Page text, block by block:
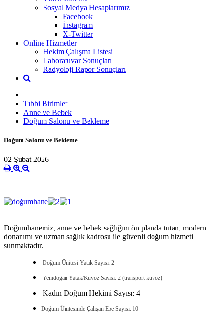
Sosyal Medya Hesaplarımız
Facebook
İnstagram
X-Twitter
Online Hizmetler
Hekim Çalışma Listesi
Laboratuvar Sonuçları
Radyoloji Rapor Sonuçları
Tıbbi Birimler
Anne ve Bebek
Doğum Salonu ve Bekleme
Doğum Salonu ve Bekleme
02 Şubat 2026
Doğumhanemiz, anne ve bebek sağlığını ön planda tutan, modern
donanımı ve uzman sağlık kadrosu ile güvenli doğum hizmeti
sunmaktadır.
Doğum Ünitesi Yatak Sayısı: 2
Yenidoğan Yatak/Kuvöz Sayısı: 2 (transport kuvöz)
Kadın Doğum Hekimi Sayısı: 4
Doğum Ünitesinde ÇalışanEbe Sayısı: 10